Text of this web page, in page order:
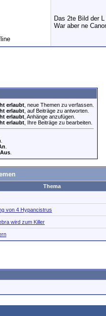
Das 2te Bild der
War aber ne
erlaubt , neue Themen zu verfassen.
erlaubt , auf Beiträge zu antworten.
erlaubt , Anhänge anzufügen.
erlaubt , Ihre Beiträge zu bearbeiten.
Aus
Thema
von 4 Hypancistrus
wird zum Killer